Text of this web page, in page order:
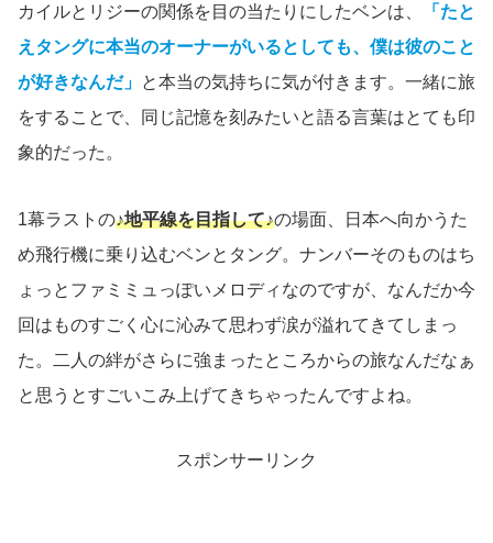
カイルとリジーの関係を目の当たりにしたベンは、
「たと
えタングに本当のオーナーがいるとしても、僕は彼のこと
が好きなんだ」 と本当の気持ちに気が付きます。一緒に旅
をすることで、同じ記憶を刻みたいと語る言葉はとても印
象的だった。
1幕ラストの♪地平線を目指して♪の場面、日本へ向かうた
め飛行機に乗り込むベンとタング。ナンバーそのものはち
ょっとファミミュっぽいメロディなのですが、なんだか今
回はものすごく心に沁みて思わず涙が溢れてきてしまっ
た。二人の絆がさらに強まったところからの旅なんだなぁ
と思うとすごいこみ上げてきちゃったんですよね。
スポンサーリンク